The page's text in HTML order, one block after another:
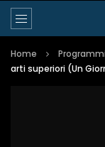
Home Programmi
arti superiori (Un